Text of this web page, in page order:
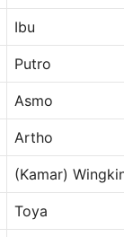
Ibu
Putro
Asmo
Artho
(Kamar)
Toya